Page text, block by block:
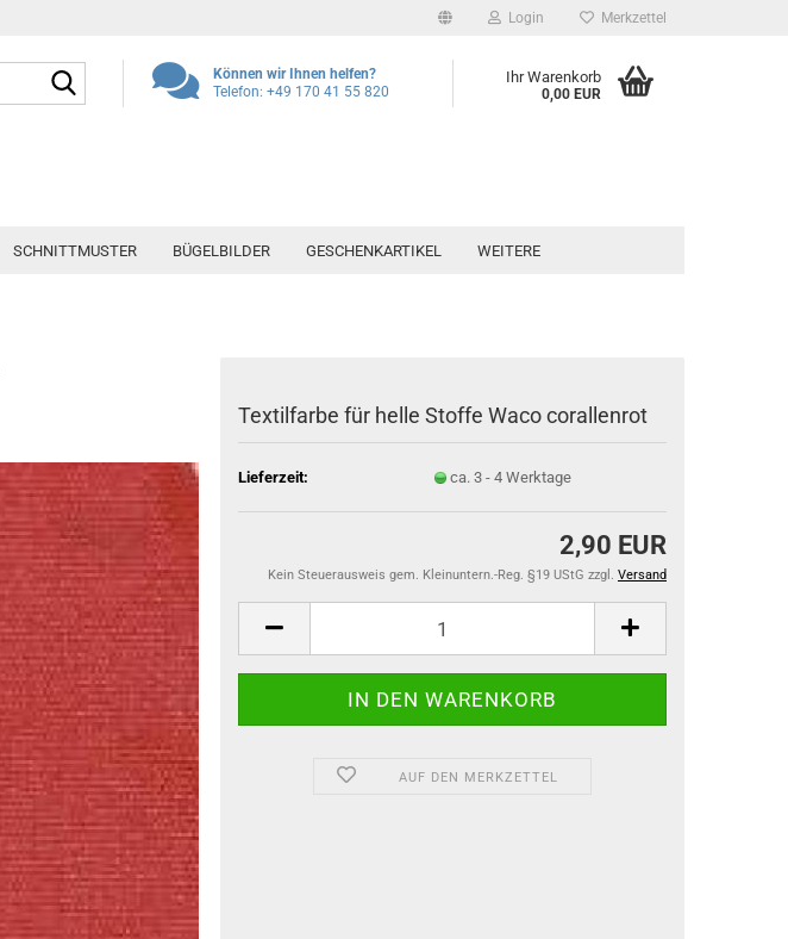
Login Merkzettel
Können wir Ihnen helfen?
Telefon: +49 170 41 55 820
Ihr Warenkorb
0,00 EUR
SCHNITTMUSTER BÜGELBILDER GESCHENKARTIKEL WEITERE
Textilfarbe für helle Stoffe Waco corallenrot
Lieferzeit: ca. 3 - 4 Werktage
2,90 EUR
Kein Steuerausweis gem. Kleinuntern.-Reg. §19 UStG zzgl. Versand
AUF DEN MERKZETTEL